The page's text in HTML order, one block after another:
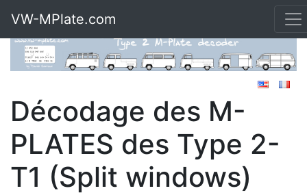
VW-MPlate.com
Décodage des M-
PLATES des Type 2-
T1 (Split windows)